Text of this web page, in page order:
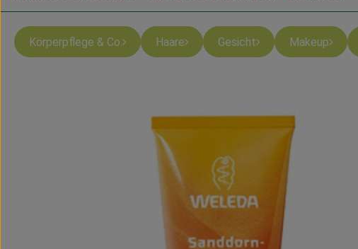
Körperpflege & Co. Haare Gesicht Makeup